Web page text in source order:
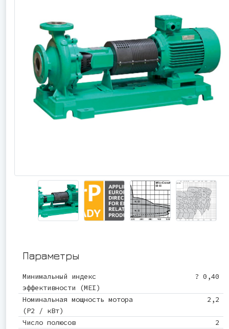
Параметры
Минимальный индекс
эффективности (MEI)
? 0,40
Номинальная мощность мотора
(P2 / кВт)
2,2
Число полюсов
2